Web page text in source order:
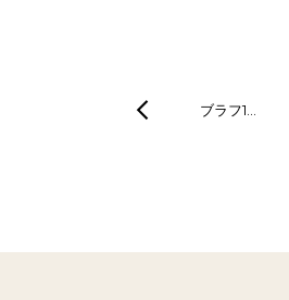
ブラフ1…